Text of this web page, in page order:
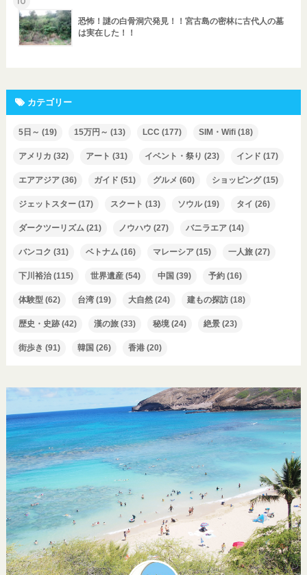
恐怖！謎の白骨洞穴発見！！宮古島の密林に古代人の墓
は実在した！！
カテゴリー
5日～ (19) 15万円～ (13) LCC (177) SIM・Wifi(18)
アメリカ (32) アート (31) イベント・祭り (23) インド (17)
エアアジア(36) ガイド (51) グルメ (60) ショッピング(15)
ジェットスター(17) スクート (13) ソウル(19) タイ (26)
ダークツーリズム(21) ノウハウ (27) バニラエア(14)
バンコク (31) ベトナム(16) マレーシア(15) 一人旅(27)
下川裕治(115) 世界遺産(54) 中国 (39) 予約(16)
体験型(62) 台湾(19) 大自然(24) 建もの探訪(18)
歴史・史跡(42) 漢の旅(33) 秘境(24) 絶景(23)
街歩き (91) 韓国 (26) 香港(20)